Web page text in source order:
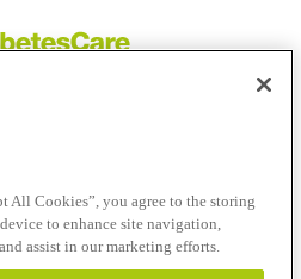
294 15
All Cookies”, you agree to the storing
to enhance site navigation,
assist in our marketing efforts.